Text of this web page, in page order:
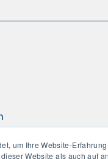
um Ihre Website-
Website als auch auf